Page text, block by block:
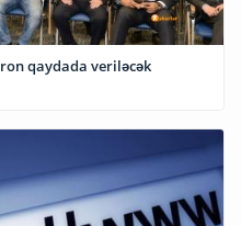
qaydada veriləcək